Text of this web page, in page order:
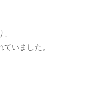
いました。